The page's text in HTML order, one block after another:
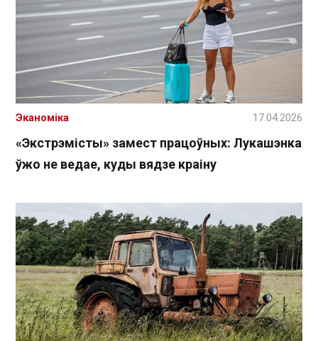
«Экстрэмісты» замест працоўных: Лукашэнка
ўжо не ведае, куды вядзе краіну
Эканоміка 17.04.2026